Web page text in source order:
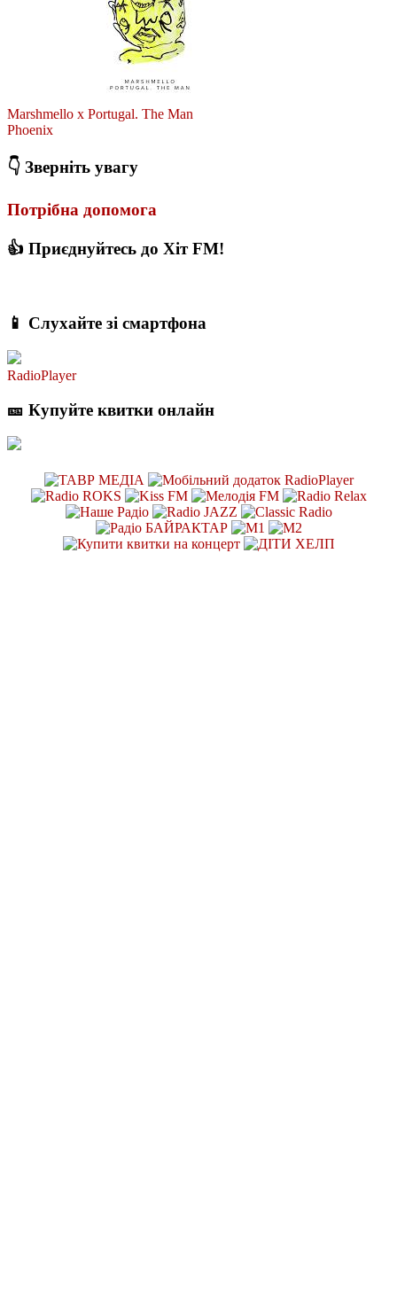
Marshmello x Portugal. The Man
Phoenix
👇 Зверніть увагу
Потрібна допомога
👍 Приєднуйтесь до Хіт FM!
📱 Слухайте зі смартфона
RadioPlayer
🎫 Купуйте квитки онлайн